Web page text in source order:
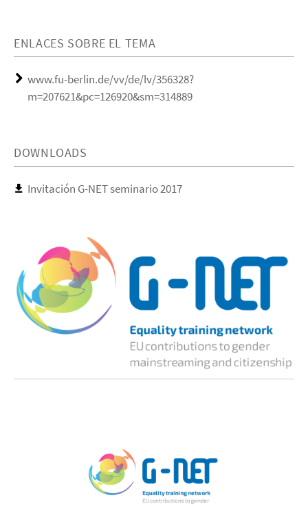
ENLACES SOBRE EL TEMA
www.fu-berlin.de/vv/de/lv/356328?
m=207621&pc=126920&sm=314889
DOWNLOADS
Invitación G-NET seminario 2017